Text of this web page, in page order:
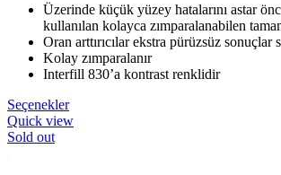
Üzerinde küçük yüzey hatalarını astar
kullanılan kolayca zımparalanabilen
Oran arttırıcılar ekstra pürüzsüz sonuçlar
Kolay zımparalanır
Interfill 830’a kontrast renklidir
SeçeneklerBu
ürünün
Quick view
Sold out